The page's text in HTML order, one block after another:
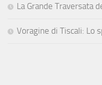
La Grande Traversata
Voragine di Tiscali: Lo